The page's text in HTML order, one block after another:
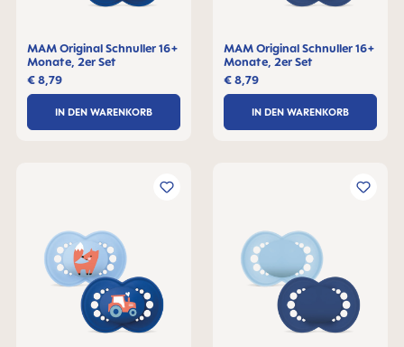
MAM Original Schnuller 16+
Monate, 2er Set
€ 8,79
IN DEN WARENKORB
MAM Original Schnuller 16+
Monate, 2er Set
€ 8,79
IN DEN WARENKORB